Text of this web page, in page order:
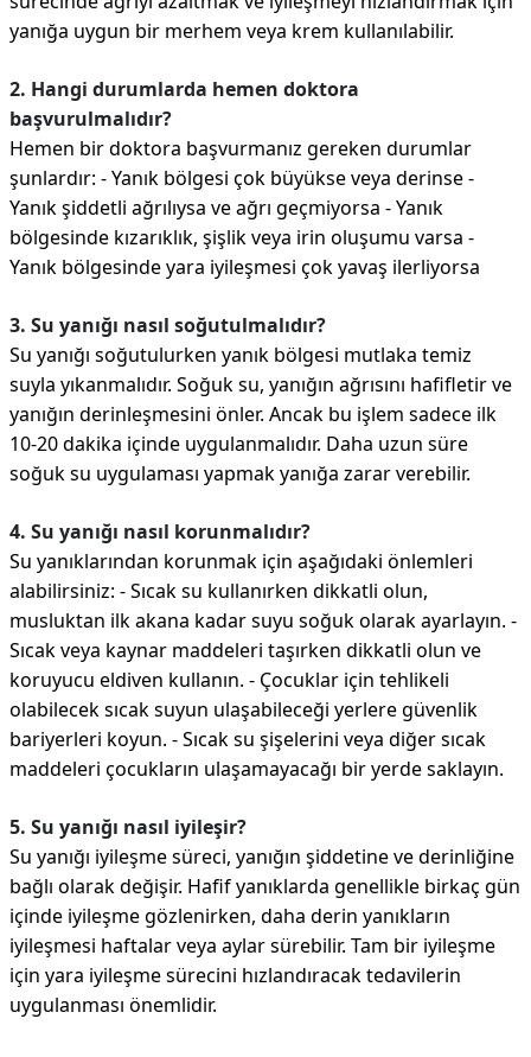
yanığa uygun bir merhem veya krem kullanılabilir.
2. Hangi durumlarda hemen doktora
başvurulmalıdır?
Hemen bir doktora başvurmanız gereken durumlar
şunlardır: - Yanık bölgesi çok büyükse veya derinse -
Yanık şiddetli ağrılıysa ve ağrı geçmiyorsa - Yanık
bölgesinde kızarıklık, şişlik veya irin oluşumu varsa -
Yanık bölgesinde yara iyileşmesi çok yavaş ilerliyorsa
3. Su yanığı nasıl soğutulmalıdır?
Su yanığı soğutulurken yanık bölgesi mutlaka temiz
suyla yıkanmalıdır. Soğuk su, yanığın ağrısını hafifletir ve
yanığın derinleşmesini önler. Ancak bu işlem sadece ilk
10-20 dakika içinde uygulanmalıdır. Daha uzun süre
soğuk su uygulaması yapmak yanığa zarar verebilir.
4. Su yanığı nasıl korunmalıdır?
Su yanıklarından korunmak için aşağıdaki önlemleri
alabilirsiniz: - Sıcak su kullanırken dikkatli olun,
musluktan ilk akana kadar suyu soğuk olarak ayarlayın. -
Sıcak veya kaynar maddeleri taşırken dikkatli olun ve
koruyucu eldiven kullanın. - Çocuklar için tehlikeli
olabilecek sıcak suyun ulaşabileceği yerlere güvenlik
bariyerleri koyun. - Sıcak su şişelerini veya diğer sıcak
maddeleri çocukların ulaşamayacağı bir yerde saklayın.
5. Su yanığı nasıl iyileşir?
Su yanığı iyileşme süreci, yanığın şiddetine ve derinliğine
bağlı olarak değişir. Hafif yanıklarda genellikle birkaç gün
içinde iyileşme gözlenirken, daha derin yanıkların
iyileşmesi haftalar veya aylar sürebilir. Tam bir iyileşme
için yara iyileşme sürecini hızlandıracak tedavilerin
uygulanması önemlidir.